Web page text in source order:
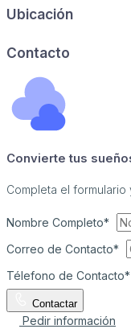
Ubicación
Contacto
Convierte tus
Completa el
Nombre Completo*
Correo de Contacto*
Télefono de Contacto*
Contactar
Pedir información